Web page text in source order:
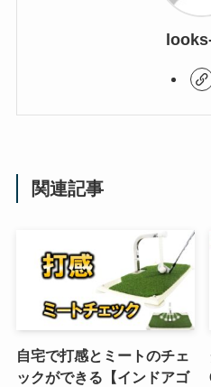
関連記事
自宅で打感とミートのチェ
ックができる【インドアゴ